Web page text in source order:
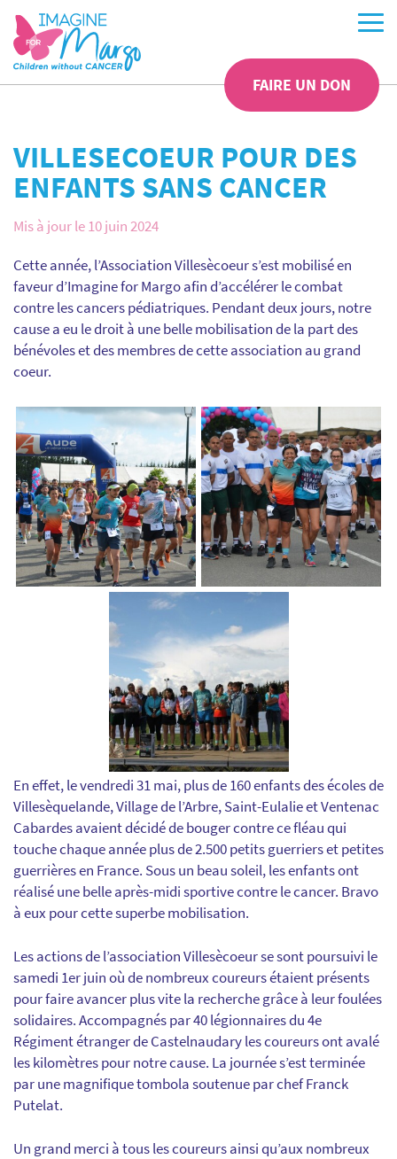
FAIRE UN DON
VILLESECOEUR POUR DES
ENFANTS SANS CANCER
Mis à jour le 10 juin 2024
Cette année, l’Association Villesècoeur s’est mobilisé en
faveur d’Imagine for Margo afin d’accélérer le combat
contre les cancers pédiatriques. Pendant deux jours, notre
cause a eu le droit à une belle mobilisation de la part des
bénévoles et des membres de cette association au grand
coeur.
En effet, le vendredi 31 mai, plus de 160 enfants des écoles de
Villesèquelande, Village de l’Arbre, Saint-Eulalie et Ventenac
Cabardes avaient décidé de bouger contre ce fléau qui
touche chaque année plus de 2.500 petits guerriers et petites
guerrières en France. Sous un beau soleil, les enfants ont
réalisé une belle après-midi sportive contre le cancer. Bravo
à eux pour cette superbe mobilisation.
Les actions de l’association Villesècoeur se sont poursuivi le
samedi 1er juin où de nombreux coureurs étaient présents
pour faire avancer plus vite la recherche grâce à leur foulées
solidaires. Accompagnés par 40 légionnaires du 4e
Régiment étranger de Castelnaudary les coureurs ont avalé
les kilomètres pour notre cause. La journée s’est terminée
par une magnifique tombola soutenue par chef Franck
Putelat.
Un grand merci à tous les coureurs ainsi qu’aux nombreux